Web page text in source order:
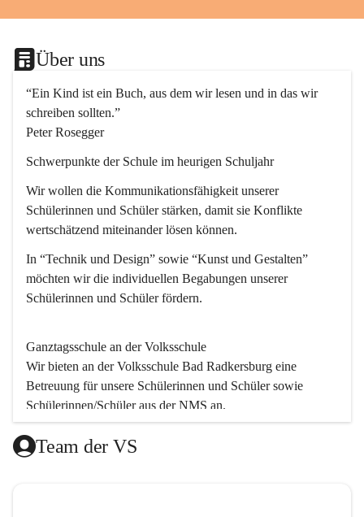
Über uns
“Ein Kind ist ein Buch, aus dem wir lesen und in das wir
schreiben sollten.”
Peter Rosegger
Schwerpunkte der Schule im heurigen Schuljahr
Wir wollen die Kommunikationsfähigkeit unserer
Schülerinnen und Schüler stärken, damit sie Konflikte
wertschätzend miteinander lösen können.
In “Technik und Design” sowie “Kunst und Gestalten”
möchten wir die individuellen Begabungen unserer
Schülerinnen und Schüler fördern.
Ganztagsschule an der Volksschule
Wir bieten an der Volksschule Bad Radkersburg eine
Betreuung für unsere Schülerinnen und Schüler sowie
Schülerinnen/Schüler aus der NMS an.
Der Betreuungsteil startet um 11.45 und endet um 17.30.
Team der VS